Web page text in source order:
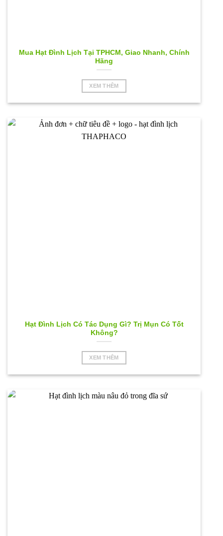
Mua Hạt Đình Lịch Tại TPHCM, Giao Nhanh, Chính
Hãng
XEM THÊM
Hạt Đình Lịch Có Tác Dụng Gì? Trị Mụn Có Tốt
Không?
XEM THÊM